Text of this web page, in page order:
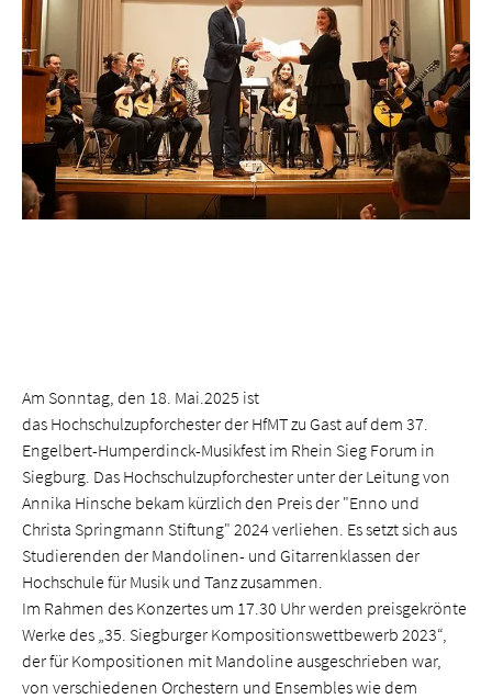
Am Sonntag, den 18. Mai.2025 ist
das Hochschulzupforchester der HfMT zu Gast auf dem 37.
Engelbert-Humperdinck-Musikfest im Rhein Sieg Forum in
Siegburg. Das Hochschulzupforchester unter der Leitung von
Annika Hinsche bekam kürzlich den Preis der "Enno und
Christa Springmann Stiftung" 2024 verliehen. Es setzt sich aus
Studierenden der Mandolinen- und Gitarrenklassen der
Hochschule für Musik und Tanz zusammen.
Im Rahmen des Konzertes um 17.30 Uhr werden preisgekrönte
Werke des „35. Siegburger Kompositionswettbewerb 2023“,
der für Kompositionen mit Mandoline ausgeschrieben war,
von verschiedenen Orchestern und Ensembles wie dem